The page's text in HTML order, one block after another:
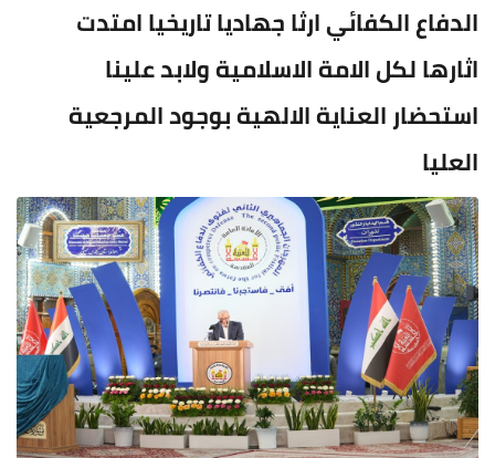
الدفاع الكفائي ارثا جهاديا تاريخيا امتدت
اثارها لكل الامة الاسلامية ولابد علينا
استحضار العناية الالهية بوجود المرجعية
العليا